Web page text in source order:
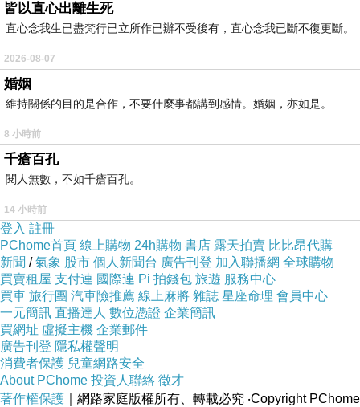
星星版
皆以直心出離生死
直心念我生已盡梵行已立所作已辦不受後有，直心念我已斷不復更斷。
2026-08-07
婚姻
維持關係的目的是合作，不要什麼事都講到感情。婚姻，亦如是。
8 小時前
千瘡百孔
閱人無數，不如千瘡百孔。
14 小時前
登入 註冊
PChome首頁 線上購物 24h購物 書店 露天拍賣 比比昂代購
新聞 /氣象 股市 個人新聞台 廣告刊登 加入聯播網 全球購物
買賣租屋 支付連 國際連 Pi 拍錢包 旅遊 服務中心
買車 旅行團 汽車險推薦 線上麻將 雜誌 星座命理 會員中心
一元簡訊 直播達人 數位憑證 企業簡訊
買網址 虛擬主機 企業郵件
廣告刊登 隱私權聲明
消費者保護 兒童網路安全
About PChome 投資人聯絡 徵才
著作權保護 ｜網路家庭版權所有、轉載必究 ‧Copyright PChome